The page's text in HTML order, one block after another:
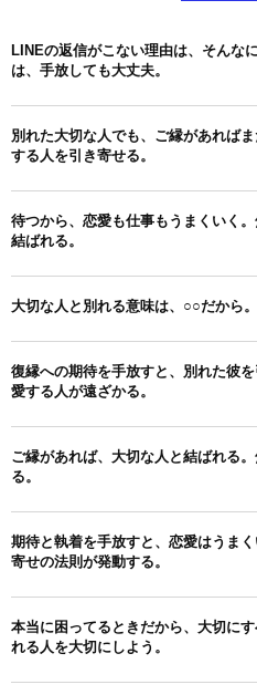
LINEの返信がこない理由は、そんな
は、手放しても大丈夫。
別れた大切な人でも、ご縁があれば
する人を引き寄せる。
待つから、恋愛も仕事もうまくいく
結ばれる。
大切な人と別れる意味は、○○だから
復縁への期待を手放すと、別れた彼
愛する人が遠ざかる。
ご縁があれば、大切な人と結ばれる
る。
期待と執着を手放すと、恋愛はうま
寄せの法則が発動する。
本当に困ってるときだから、大切に
れる人を大切にしよう。